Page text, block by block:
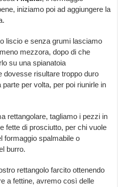
iniziamo poi ad aggiungere la
liscio e senza grumi lasciamo
mezzora, dopo di che
su una spianatoia
dovesse risultare troppo duro
per volta, per poi riunirle in
rettangolare, tagliamo i pezzi in
fette di prosciutto, per chi vuole
formaggio spalmabile o
burro.
rettangolo farcito ottenendo
a fettine, avremo così delle